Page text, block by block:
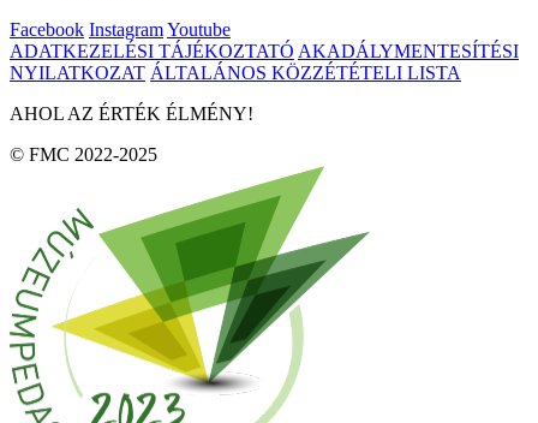
Facebook InstagramYoutube
ADATKEZELÉSI TÁJÉKOZTATÓ AKADÁLYMENTESÍTÉSI
NYILATKOZAT ÁLTALÁNOS KÖZZÉTÉTELI LISTA
AHOL AZ ÉRTÉK ÉLMÉNY!
© FMC 2022-2025